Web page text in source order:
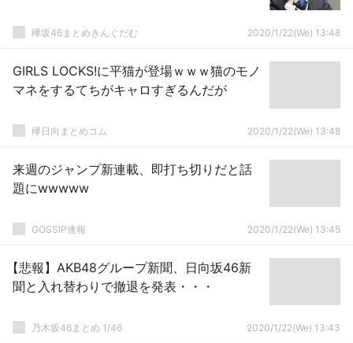
欅坂46まとめきんぐだむ 2020/1/22(We) 13:48
GIRLS LOCKS!に平猫が登場ｗｗｗ猫のモノ
マネをするてちがキャロすぎるんだが
欅日向まとめコム 2020/1/22(We) 13:48
来週のジャンプ新連載、即打ち切りだと話
題にwwwww
GOSSIP速報 2020/1/22(We) 13:45
【悲報】AKB48グループ新聞、日向坂46新
聞と入れ替わりで撤退を発表・・・
乃木坂46まとめ 1/46 2020/1/22(We) 13:43